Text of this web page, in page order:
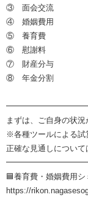
③ 面会交流
④ 婚姻費用
⑤ 養育費
⑥ 慰謝料
⑦ 財産分与
⑧ 年金分割
まずは、ご自身の状
※各種ツールによる試
正確な見通しについて
🟦養育費・婚姻費用
https://